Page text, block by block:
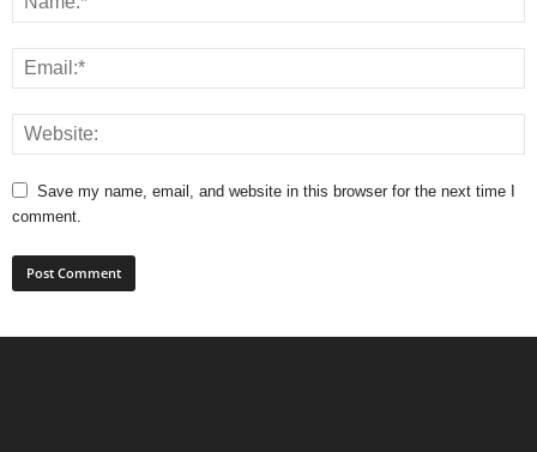
Save my name, email, and website in this browser for the next time I
comment.